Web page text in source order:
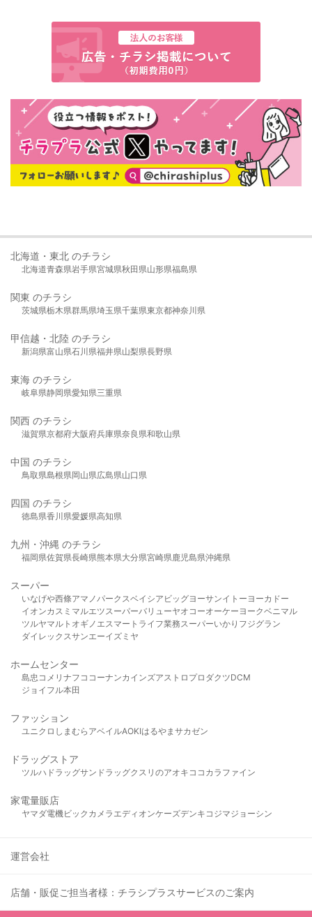
北海道・東北 のチラシ
北海道青森県岩手県宮城県秋田県山形県福島県
関東 のチラシ
茨城県栃木県群馬県埼玉県千葉県東京都神奈川県
甲信越・北陸 のチラシ
新潟県富山県石川県福井県山梨県長野県
東海 のチラシ
岐阜県静岡県愛知県三重県
関西 のチラシ
滋賀県京都府大阪府兵庫県奈良県和歌山県
中国 のチラシ
鳥取県島根県岡山県広島県山口県
四国 のチラシ
徳島県香川県愛媛県高知県
九州・沖縄 のチラシ
福岡県佐賀県長崎県熊本県大分県宮崎県鹿児島県沖縄県
スーパー
いなげや西條アマノパークスベイシア ビッグヨーサンイトーヨーカドー
イオンカスミ マルエツスーパーバリューヤオコーオーケー ヨークベニマル
ツルヤマルト オギノ エスマート ライフ業務スーパーいかり フジグラン
ダイレックスサンエーイズミヤ
ホームセンター
島忠 コメリ ナフコ コーナンカインズアストロプロダクツDCM
ジョイフル本田
ファッション
ユニクロ しまむら アベイルAOKIはるやま サカゼン
ドラッグストア
ツルハドラッグサンドラッグクスリのアオキ ココカラファイン
家電量販店
ヤマダ電機ビックカメラ エディオンケーズデンキ コジマジョーシン
運営会社
店舗・販促ご担当者様：チラシプラスサービスのご案内